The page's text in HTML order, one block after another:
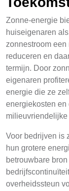
Zonne-energie
huiseigenaren
zonnestroom
reduceren en
termijn. Door
eigenaren
energie die ze
energiekosten en
milieuvriendelijke
Voor bedrijven is
hun grotere
betrouwbare
overheidssteun